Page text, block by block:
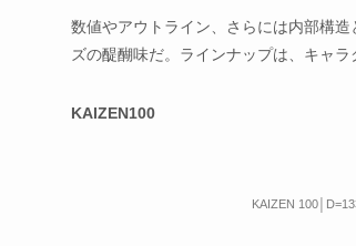
数値やアウトライン、さらには内部構
ズの醍醐味だ。ラインナップは、キャ
KAIZEN100
KAIZEN